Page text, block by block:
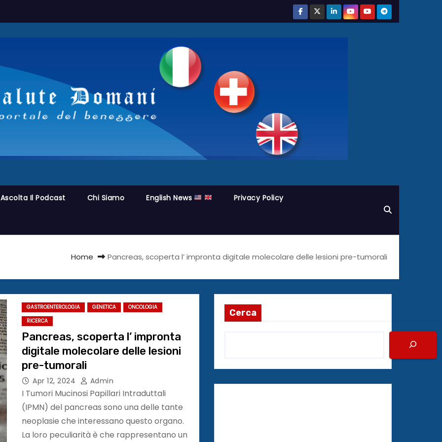
Ascolta Il Podcast Chi Siamo English News Privacy Policy
Home Pancreas, scoperta l’ impronta digitale molecolare delle lesioni pre-tumorali
GASTROENTEROLOGIA GENETICA
ONCOLOGIA
RICERCA
Pancreas, scoperta l’ impronta
digitale molecolare delle lesioni
pre-tumorali
Apr 12, 2024 Admin
I Tumori Mucinosi Papillari Intraduttali
(IPMN) del pancreas sono una delle tante
neoplasie che interessano questo organo.
La loro peculiarità è che rappresentano un
Cerca